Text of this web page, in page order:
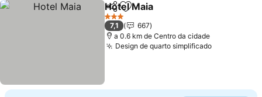
PartilharAdicionar aos favoritos
Hotel Maia
3 Estrelas
7,1
667
a 0.6 km de Centro da cidade
Design de quarto simplificado